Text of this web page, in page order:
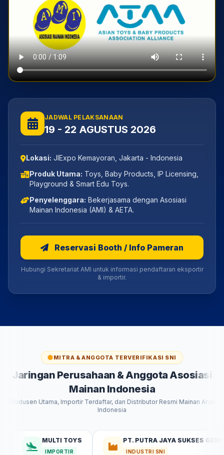
JADWAL PELAKSANAAN
19 - 22 AGUSTUS 2026
Lokasi: JIExpo Kemayoran, Jakarta - Indonesia
Produk Utama: Toys, Baby Products, IP Licensing,
Playground & Smart Edu Toys.
Penyelenggara: Bekerjasama dengan Asosiasi
Mainan Indonesia (AMI) & AETA.
Reservasi Booth / Info Pameran
Hubungi Sekretariat AMI untuk informasi pendaftaran eksportir
& importir.
MITRA & ANGGOTA TERVERIFIKASI SNI
Jaringan Perusahaan & Anggota Asosiasi
Mainan Indonesia
Produsen Utama, Importir Terdaftar, dan Distributor Resmi Mainan Anak
Indonesia
MULTI TOYS
IMPORTIR
PT. PUTRA JAYA SUKSES GEMILANG
INDUSTRI SNI